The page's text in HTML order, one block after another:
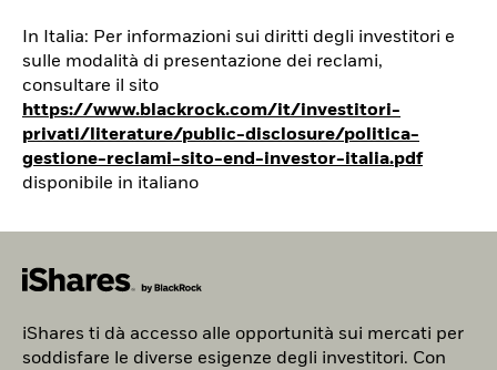
In Italia: Per informazioni sui diritti degli investitori e
sulle modalità di presentazione dei reclami,
consultare il sito
https://www.blackrock.com/it/investitori-
privati/literature/public-disclosure/politica-
gestione-reclami-sito-end-investor-italia.pdf
disponibile in italiano
iShares ti dà accesso alle opportunità sui mercati per
soddisfare le diverse esigenze degli investitori. Con